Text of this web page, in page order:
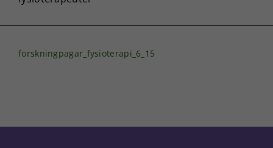
forskningpagar_fysioterapi_6_15